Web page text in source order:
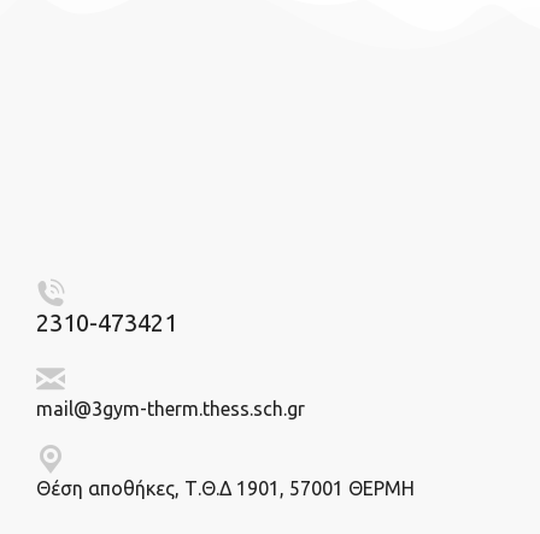
2310-473421
mail@3gym-therm.thess.sch.gr
Θέση αποθήκες, Τ.Θ.Δ 1901, 57001 ΘΕΡΜΗ